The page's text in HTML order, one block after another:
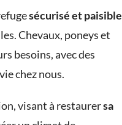
sécurisé et paisible
Chevaux, poneys et
besoins, avec des
chez nous.
, visant à restaurersa